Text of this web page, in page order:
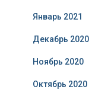
Январь 2021
Декабрь 2020
Ноябрь 2020
Октябрь 2020